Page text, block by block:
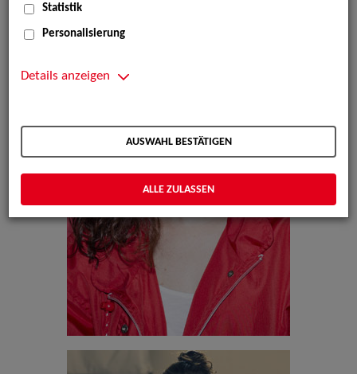
Statistik
Personalisierung
Details anzeigen
AUSWAHL BESTÄTIGEN
ALLE ZULASSEN